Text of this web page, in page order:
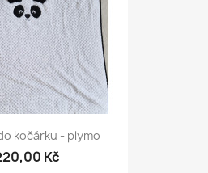
kočárku - plymo
Kč